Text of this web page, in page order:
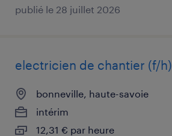
publié le 28 juillet 2026
electricien de chantier (f/h)
bonneville, haute-savoie
intérim
12,31 € par heure